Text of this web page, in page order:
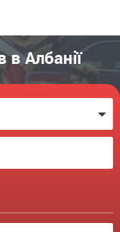
в Албанії